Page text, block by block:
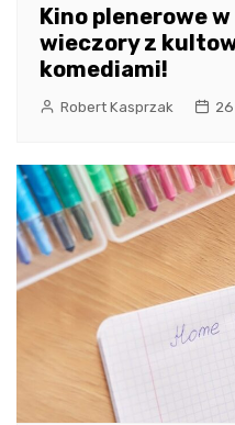
Kino plenerowe w
wieczory z
komediami!
Robert Kasprzak